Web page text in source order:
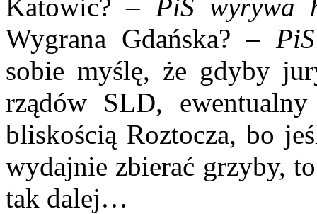
Katowic?– PiS wyrywa
Wygrana Gdańska?–
sobie myślę, że gdyby
rządów SLD,
bliskością Roztocza, bo
wydajnie zbierać grzyby,
tak dalej…